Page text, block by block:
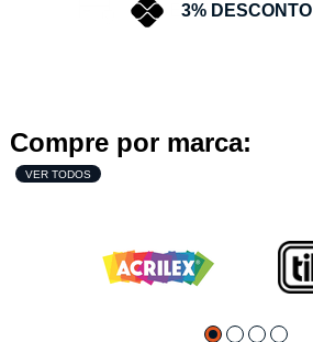
3% DESCONTO
Compre por marca:
VER TODOS